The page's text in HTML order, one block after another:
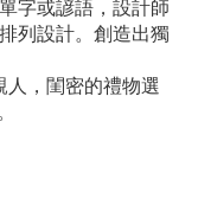
字或諺語，設計師
列設計。創造出獨
，閨密的禮物選